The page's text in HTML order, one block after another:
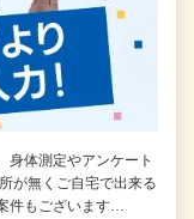
身体測定やアンケート
が無くご自宅で出来る
件もございます…